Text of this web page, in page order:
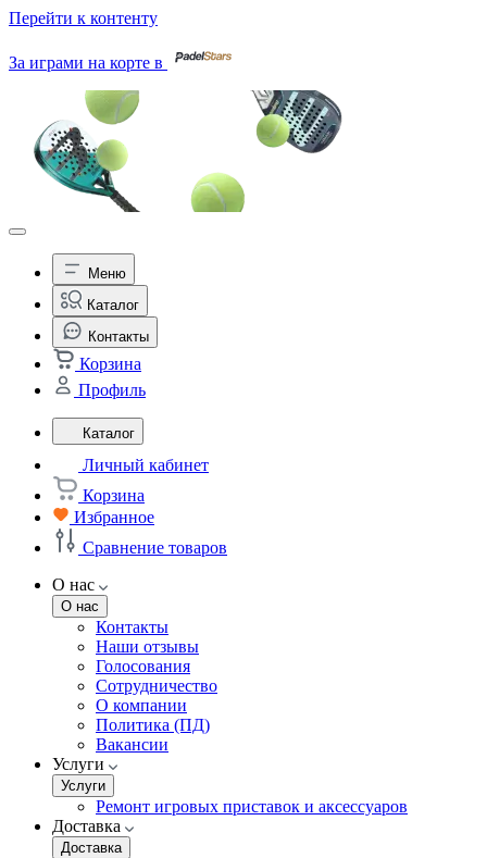
Перейти к контенту
За играми на корте в
Меню
Каталог
Контакты
Корзина
Профиль
Каталог
Личный кабинет
Корзина
Избранное
Сравнение товаров
О нас
О нас
Контакты
Наши отзывы
Голосования
Сотрудничество
О компании
Политика (ПД)
Вакансии
Услуги
Услуги
Ремонт игровых приставок и аксессуаров
Доставка
Доставка